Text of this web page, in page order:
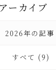
アーカイブ
2026年の記事
すべて (9)